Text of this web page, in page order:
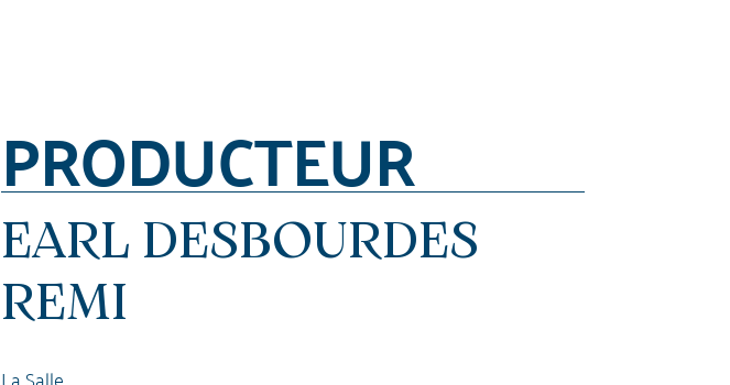
PRODUCTEUR
EARL DESBOURDES
REMI
La Salle